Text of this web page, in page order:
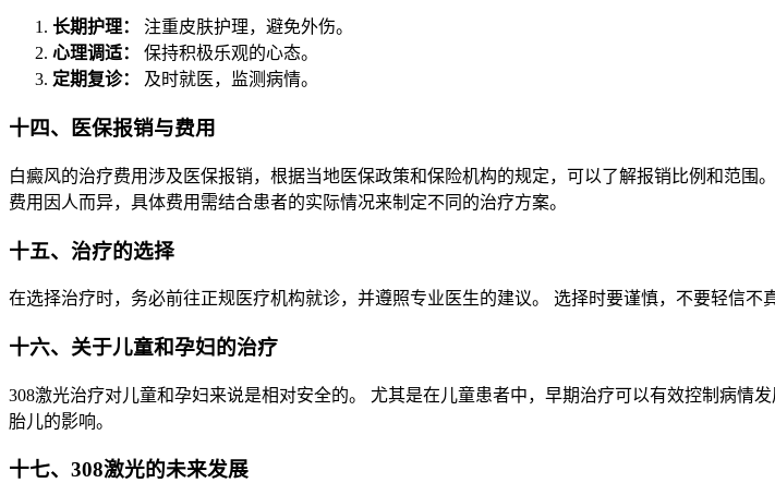
长期护理：
注重皮肤护理，避免外伤。
心理调适：
保持积极乐观的心态。
定期复诊：
及时就医，监测病情。
十四、医保报销与费用
白癜风的治疗费用涉及医保报销，根据当地医保政策和保险机构的规定，可以了解报销比例和范
费用因人而异，具体费用需结合患者的实际情况来制定不同的治疗方案。
十五、治疗的选择
在选择治疗时，务必前往正规医疗机构就诊，并遵照专业医生的建议。 选择时要谨慎，不要轻信
十六、关于儿童和孕妇的治疗
308激光治疗对儿童和孕妇来说是相对安全的。 尤其是在儿童患者中，早期治疗可以有效控制病
胎儿的影响。
十七、308激光的未来发展